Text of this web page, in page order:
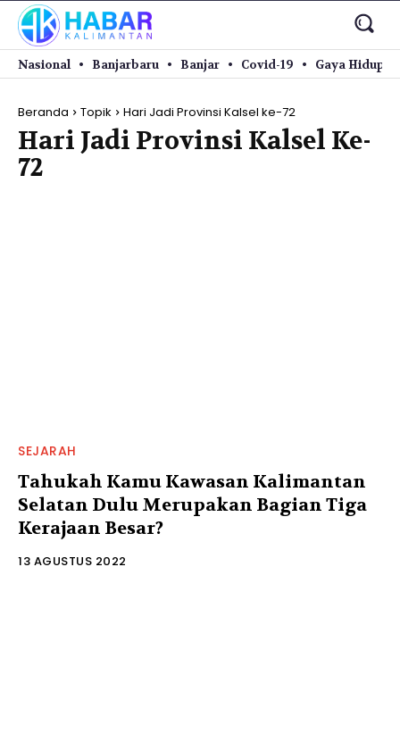
Nasional Banjarbaru Banjar Covid-19 Gaya Hidup
Beranda Topik Hari Jadi Provinsi Kalsel ke-72
Hari Jadi Provinsi Kalsel Ke-
72
SEJARAH
Tahukah Kamu Kawasan Kalimantan
Selatan Dulu Merupakan Bagian Tiga
Kerajaan Besar?
13 AGUSTUS 2022